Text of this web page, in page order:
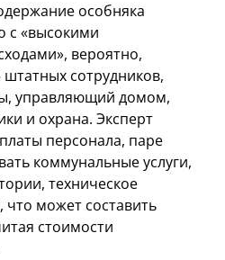
особняка
с «высокими
вероятно,
штатных сотрудников,
управляющий домом,
и охрана. Эксперт
персонала, паре
коммунальные услуги,
техническое
что может составить
стоимости